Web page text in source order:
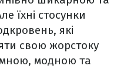
їхні стосунки
які
свою жорстоку
модною та